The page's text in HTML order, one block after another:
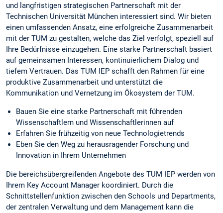
und langfristigen strategischen Partnerschaft mit der
Technischen Universität München interessiert sind. Wir bieten
einen umfassenden Ansatz, eine erfolgreiche Zusammenarbeit
mit der TUM zu gestalten, welche das Ziel verfolgt, speziell auf
Ihre Bedürfnisse einzugehen. Eine starke Partnerschaft basiert
auf gemeinsamen Interessen, kontinuierlichem Dialog und
tiefem Vertrauen. Das TUM IEP schafft den Rahmen für eine
produktive Zusammenarbeit und unterstützt die
Kommunikation und Vernetzung im Ökosystem der TUM.
Bauen Sie eine starke Partnerschaft mit führenden
Wissenschaftlern und Wissenschaftlerinnen auf
Erfahren Sie frühzeitig von neue Technologietrends
Eben Sie den Weg zu herausragender Forschung und
Innovation in Ihrem Unternehmen
Die bereichsübergreifenden Angebote des TUM IEP werden von
Ihrem Key Account Manager koordiniert. Durch die
Schnittstellenfunktion zwischen den Schools und Departments,
der zentralen Verwaltung und dem Management kann die